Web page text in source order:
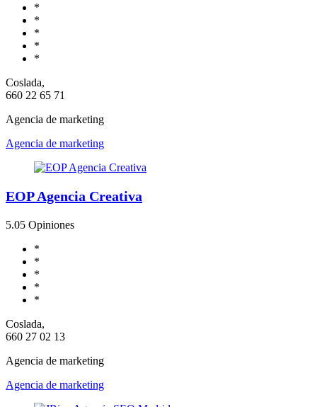
*
*
*
*
*
Coslada,
660 22 65 71
Agencia de marketing
Agencia de marketing
EOP Agencia Creativa
5.05 Opiniones
*
*
*
*
*
Coslada,
660 27 02 13
Agencia de marketing
Agencia de marketing